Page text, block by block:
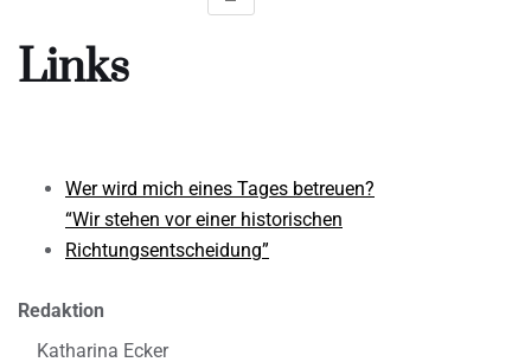
Links
Wer wird mich eines Tages betreuen?
“Wir stehen vor einer historischen
Richtungsentscheidung”
Redaktion
Katharina Ecker